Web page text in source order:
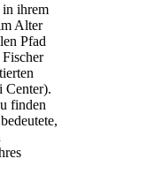
in ihrem
Alter
Pfad
Center).
finden